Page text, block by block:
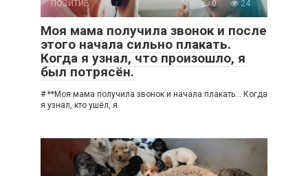
ПОЗИТИВ 0 24
Моя мама получила звонок и после
этого начала сильно плакать.
Когда я узнал, что произошло, я
был потрясён.
# **Моя мама получила звонок и начала плакать… Когда
я узнал, кто ушёл, я